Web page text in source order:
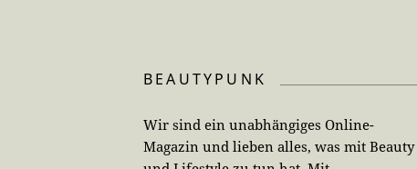
BEAUTYPUNK
Wir sind ein unabhängiges Online-
Magazin und lieben alles, was mit Beauty